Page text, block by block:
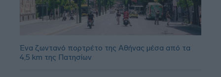
Ένα ζωντανό πορτρέτο της Αθήνας μέσα από τα
4,5 km της Πατησίων